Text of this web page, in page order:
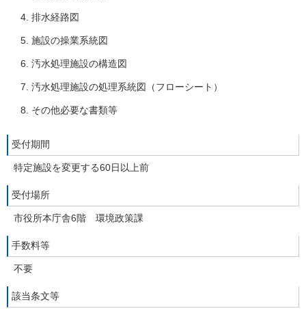
排水経路図
施設の操業系統図
汚水処理施設の構造図
汚水処理施設の処理系統図（フローシート）
その他必要な書類等
受付期間
特定施設を変更する60日以上前
受付場所
市役所本庁舎6階 環境政策課
手数料等
不要
該当条文等